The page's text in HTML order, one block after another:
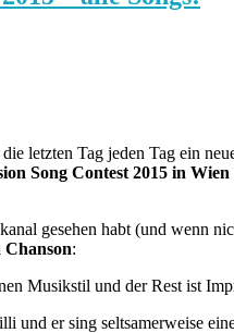
letzten Tag jeden Tag ein
Song Contest 2015 in Wien
gesehen habt (und wenn
:
Musikstil und der Rest ist
er sing seltsamerweise